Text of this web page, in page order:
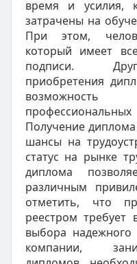
время и усилия,
затрачены на
При этом,
который имеет
подписи.
приобретения
возможность
Получение
шансы на
статус на рынке
диплома
различным
отметить, что
реестром требует
выбора
компании,